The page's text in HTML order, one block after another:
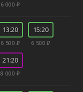
6 000 ₽
13:20
6 500 ₽
15:20
6 500 ₽
21:20
8 000 ₽